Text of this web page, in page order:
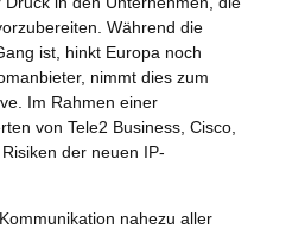
Während die
ist, hinkt Europa noch
nimmt dies zum
Im Rahmen einer
von Tele2 Business, Cisco,
der neuen IP-
nahezu aller